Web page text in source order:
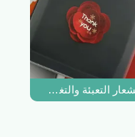
اليومية لمطهر
التعبئة والتغليف